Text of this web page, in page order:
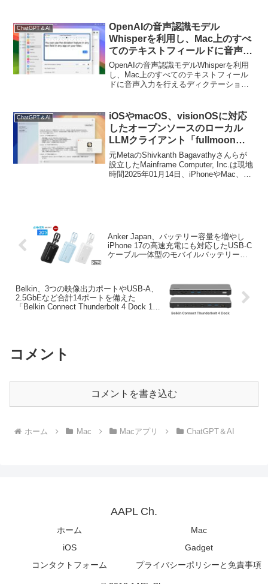
組み込んだWebブラウザ「ChatGPT
Atlas for macOS」の提供を2026年08月
09日で終了すると発表しています。
ChatGPT＆AI
OpenAIの音声認識モデル
Whisperを利用し、Mac上のすべ
てのテキストフィールドに音声入
力を行えるディクテーション機能
を実装した「MacWhisper v9.0」
がリリース。
OpenAIの音声認識モデルWhisperを利用
し、Mac上のすべてのテキストフィール
ドに音声入力を行えるディクテーション
ら。
ChatGPT＆AI
iOSやmacOS、visionOSに対応
したオープンソースのローカル
LLMクライアント「fullmoon」
がリリース。
元MetaのShivkanth Bagavathyさんらが
設立したMainframe Computer, Inc.は現地
時間2025年01月14日、iPhoneやMac、
Anker Japan、バッテリー容量を増やし
iPhone 17の高速充電にも対応したUSB-C
ケーブル一体型のモバイルバッテリー
Belkin、3つの映像出力ポートやUSB-A、
2.5GbEなど合計14ポートを備えた
「Belkin Connect Thunderbolt 4 Dock 14-
コメント
コメントを書き込む
ホーム Mac Macアプリ ChatGPT＆AI
AAPL Ch.
ホーム
Mac
iOS
Gadget
コンタクトフォーム
プライバシーポリシーと免責事項